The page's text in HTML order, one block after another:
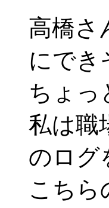
高橋さ
にでき
ちょっ
私は職
のログ
こちら